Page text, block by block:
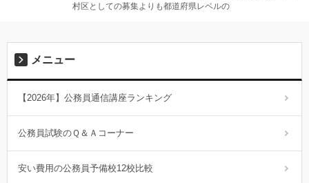
村区としての募集よりも都道府県レベルの
メニュー
【2026年】公務員通信講座ランキング
公務員試験のＱ＆Ａコーナー
安い費用の公務員予備校12校比較